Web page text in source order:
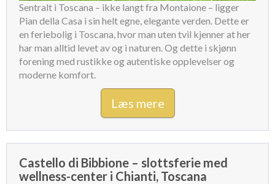
Sentralt i Toscana – ikke langt fra Montaione – ligger
Pian della Casa i sin helt egne, elegante verden. Dette er
en feriebolig i Toscana, hvor man uten tvil kjenner at her
har man alltid levet av og i naturen. Og dette i skjønn
forening med rustikke og autentiske opplevelser og
moderne komfort.
Læs mere
Castello di Bibbione – slottsferie med
wellness-center i Chianti, Toscana